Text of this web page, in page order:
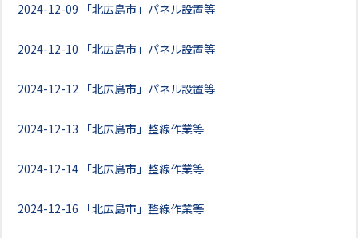
2024-12-09 「北広島市」パネル設置等
2024-12-10 「北広島市」パネル設置等
2024-12-12 「北広島市」パネル設置等
2024-12-13 「北広島市」整線作業等
2024-12-14 「北広島市」整線作業等
2024-12-16 「北広島市」整線作業等